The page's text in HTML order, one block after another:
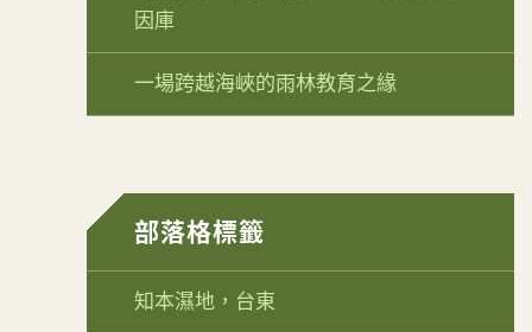
因庫
一場跨越海峽的雨林教育之緣
部落格標籤
知本濕地，台東